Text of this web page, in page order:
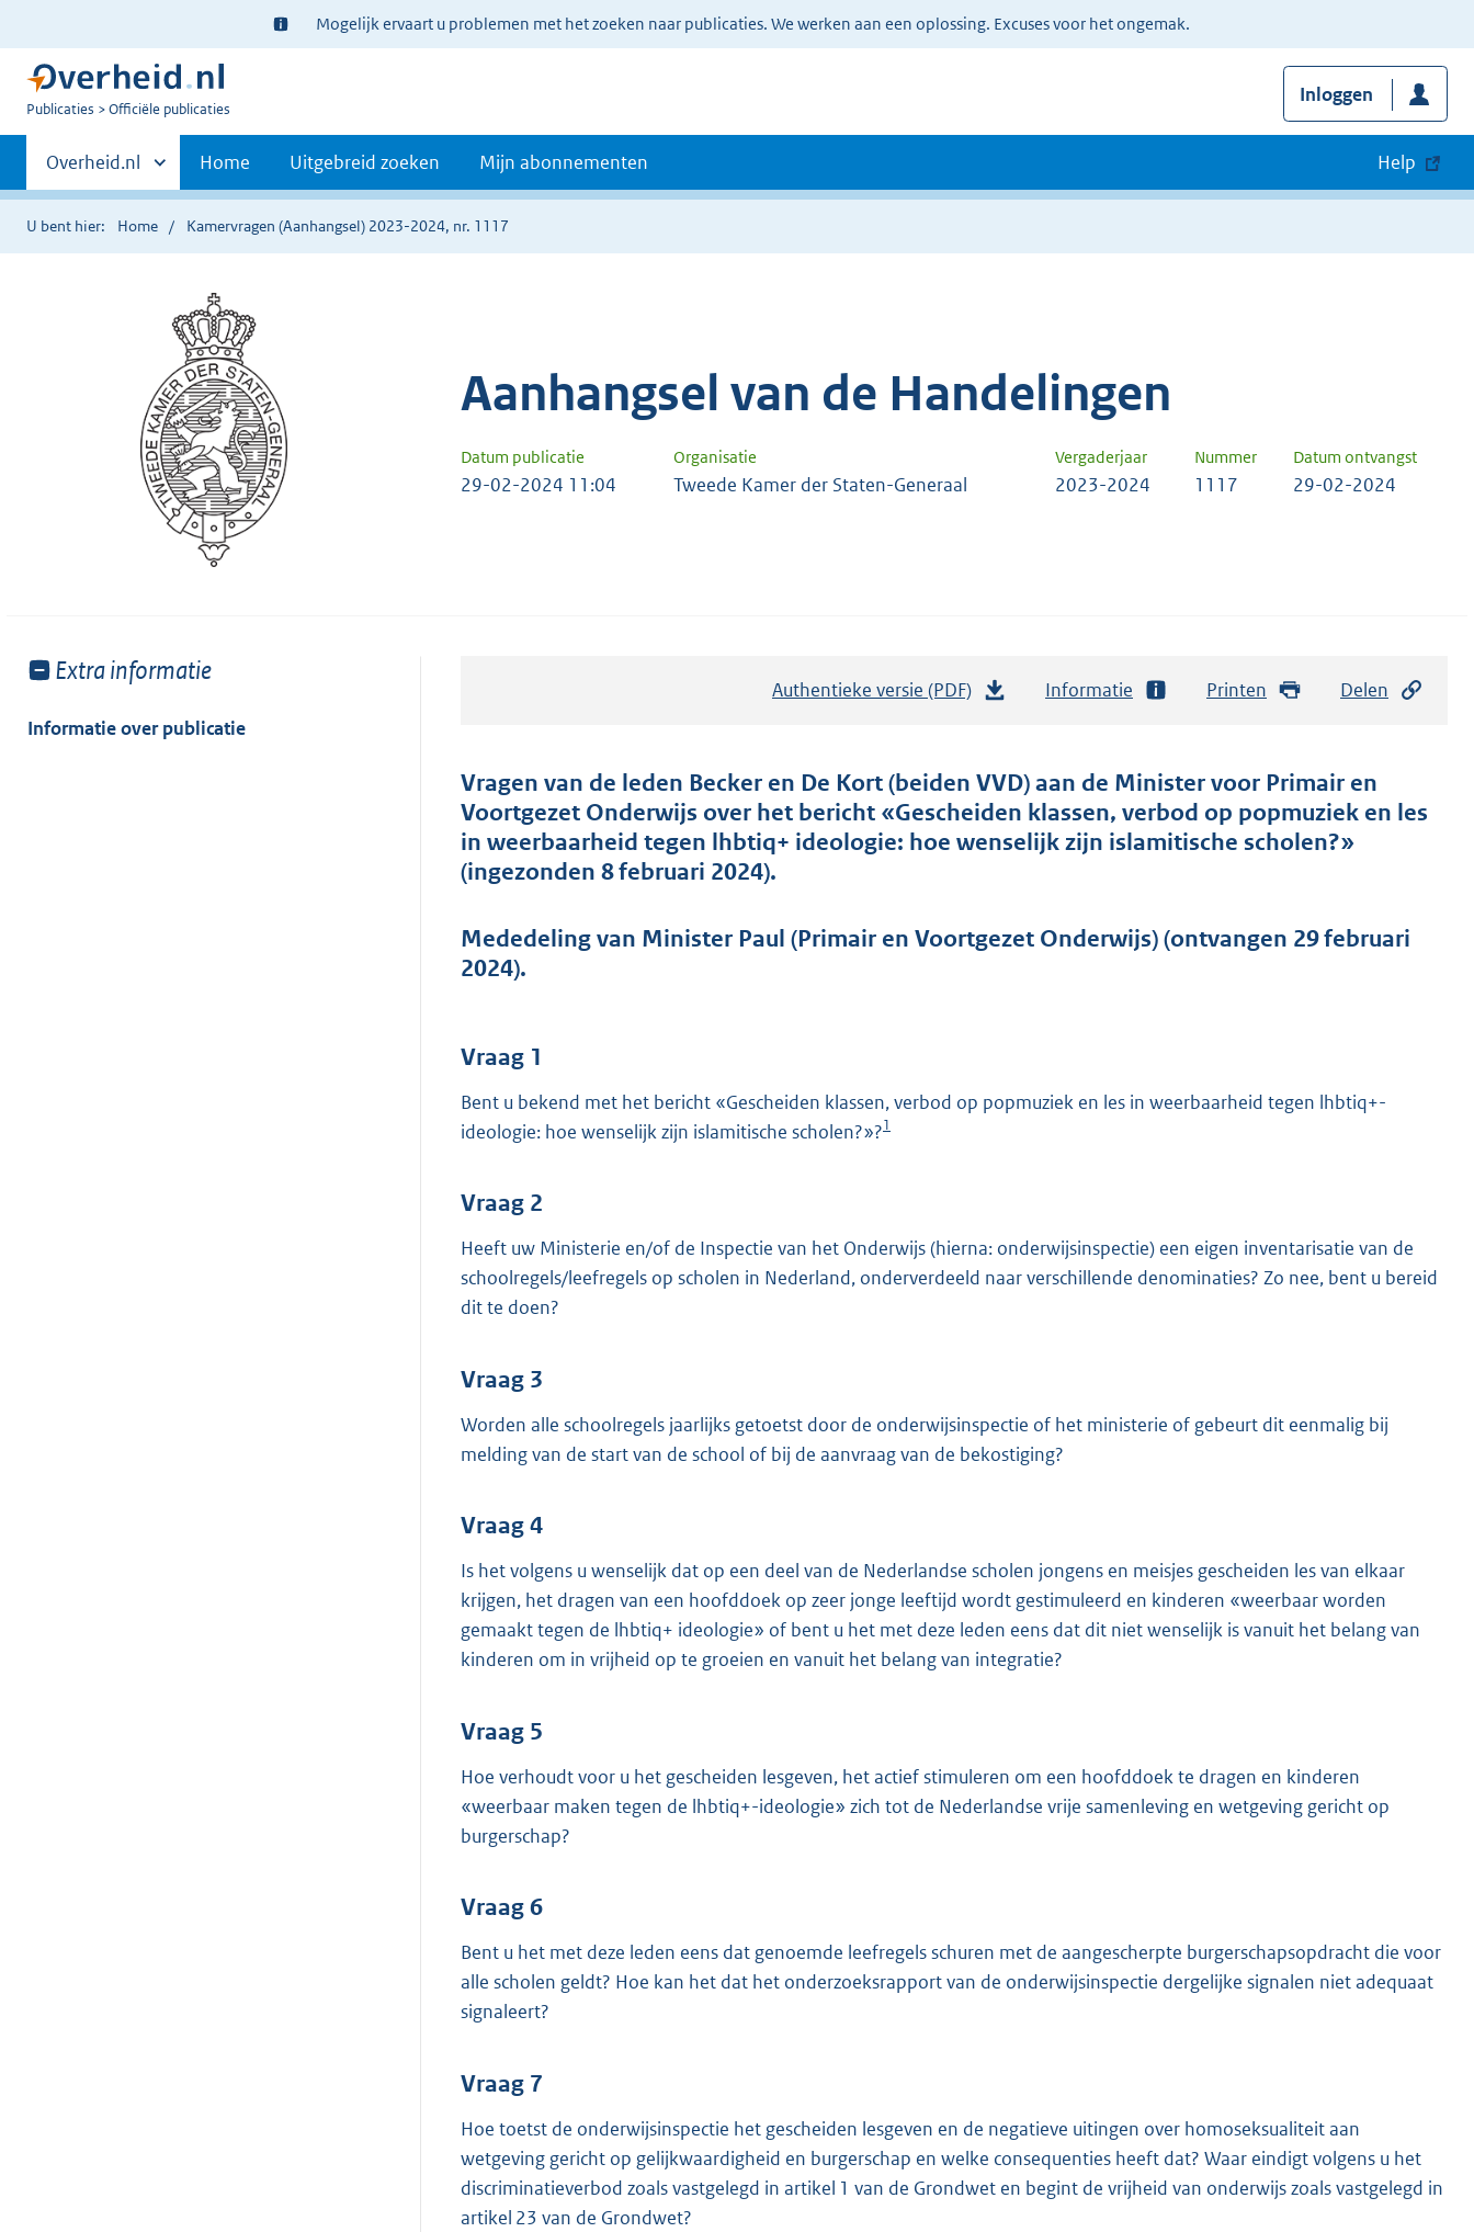
Ter
informatie:
Mogelijk ervaart u problemen met het zoeken naar publicaties. We werken aan een oplossing. Excuses voor het ongemak.
U
Publicaties Officiële publicaties
Inloggen
Primaire
navigatie
Andere
sites
binnen
Overheid.nl Home Uitgebreid zoeken Mijn abonnementen Help
U bent hier: Home Kamervragen (Aanhangsel) 2023-2024, nr. 1117
Aanhangsel van de Handelingen
Datum publicatie Organisatie Vergaderjaar Nummer Datum ontvangst
29-02-2024 11:04 Tweede Kamer der Staten-Generaal 2023-2024 1117 29-02-2024
Toon
van:
Extra informatie
Informatie over publicatie
Authentieke versie (PDF)
t
a
n
r
e
b
Informatie Printen Delen
Vragen van de leden Becker en De Kort (beiden VVD) aan de Minister voor Primair en
Voortgezet Onderwijs over het bericht «Gescheiden klassen, verbod op popmuziek en les
in weerbaarheid tegen lhbtiq+ ideologie: hoe wenselijk zijn islamitische scholen?»
(ingezonden 8 februari 2024).
Mededeling van Minister Paul (Primair en Voortgezet Onderwijs) (ontvangen 29 februari
2024).
Vraag 1
Bent u bekend met het bericht «Gescheiden klassen, verbod op popmuziek en les in weerbaarheid tegen lhbtiq+-
ideologie: hoe wenselijk zijn islamitische scholen?»?1
Vraag 2
Heeft uw Ministerie en/of de Inspectie van het Onderwijs (hierna: onderwijsinspectie) een eigen inventarisatie van de
schoolregels/leefregels op scholen in Nederland, onderverdeeld naar verschillende denominaties? Zo nee, bent u bereid
dit te doen?
Vraag 3
Worden alle schoolregels jaarlijks getoetst door de onderwijsinspectie of het ministerie of gebeurt dit eenmalig bij
melding van de start van de school of bij de aanvraag van de bekostiging?
Vraag 4
Is het volgens u wenselijk dat op een deel van de Nederlandse scholen jongens en meisjes gescheiden les van elkaar
krijgen, het dragen van een hoofddoek op zeer jonge leeftijd wordt gestimuleerd en kinderen «weerbaar worden
gemaakt tegen de lhbtiq+ ideologie» of bent u het met deze leden eens dat dit niet wenselijk is vanuit het belang van
kinderen om in vrijheid op te groeien en vanuit het belang van integratie?
Vraag 5
Hoe verhoudt voor u het gescheiden lesgeven, het actief stimuleren om een hoofddoek te dragen en kinderen
«weerbaar maken tegen de lhbtiq+-ideologie» zich tot de Nederlandse vrije samenleving en wetgeving gericht op
burgerschap?
Vraag 6
Bent u het met deze leden eens dat genoemde leefregels schuren met de aangescherpte burgerschapsopdracht die voor
alle scholen geldt? Hoe kan het dat het onderzoeksrapport van de onderwijsinspectie dergelijke signalen niet adequaat
signaleert?
Vraag 7
Hoe toetst de onderwijsinspectie het gescheiden lesgeven en de negatieve uitingen over homoseksualiteit aan
wetgeving gericht op gelijkwaardigheid en burgerschap en welke consequenties heeft dat? Waar eindigt volgens u het
discriminatieverbod zoals vastgelegd in artikel 1 van de Grondwet en begint de vrijheid van onderwijs zoals vastgelegd in
artikel 23 van de Grondwet?